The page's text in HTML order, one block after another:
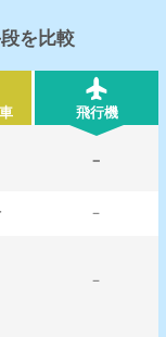
を比較
飛行機
－
－
－